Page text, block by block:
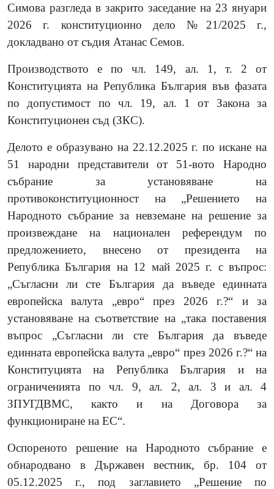
Симова разгледа в закрито заседание на 23 януари
2026 г. конституционно дело №21/2025 г.,
докладвано от съдия Атанас Семов.
Производството е по чл. 149, ал. 1, т. 2 от
Конституцията на Република България във фазата
по допустимост по чл. 19, ал. 1 от Закона за
Конституционен съд (ЗКС).
Делото е образувано на 22.12.2025 г. по искане на
51 народни представители от 51-вото Народно
събрание за установяване на
противоконституционност на „Решението на
Народното събрание за невземане на решение за
произвеждане на национален референдум по
предложението, внесено от президента на
Република България на 12 май 2025 г. с въпрос:
„Съгласни ли сте България да въведе единната
европейска валута „евро“ през 2026 г.?“ и за
установяване на съответствие на „така поставения
въпрос „Съгласни ли сте България да въведе
единната европейска валута „евро“ през 2026 г.?“ на
Конституцията на Република България и на
ограниченията по чл. 9, ал. 2, ал. 3 и ал. 4
ЗПУГДВМС, както и на Договора за
функциониране на ЕС“.
Оспореното решение на Народното събрание е
обнародвано в Държавен вестник, бр. 104 от
05.12.2025 г., под заглавието „Решение по